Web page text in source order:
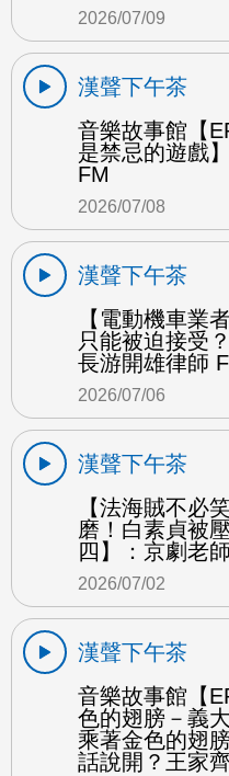
2026/07/09
漢聲下午茶
音樂故事館【
是禁忌的遊戲
FM
2026/07/08
漢聲下午茶
【電動機車業
只能被迫接受
長游開雄律師
2026/07/06
漢聲下午茶
【法海賊不必
磨！白素貞被
四】：京劇老
2026/07/02
漢聲下午茶
音樂故事館【
色的翅膀－義
乘著金色的翅
話說開？王家